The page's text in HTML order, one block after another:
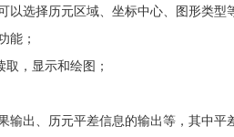
以选择历元区域、坐标中心、图形类型
能；
，显示和绘图；
输出、历元平差信息的输出等，其中平